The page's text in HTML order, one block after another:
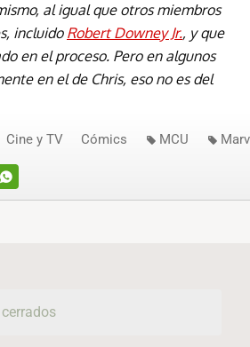
al igual que otros miembros
incluido Robert Downey Jr., y que
en el proceso. Pero en algunos
en el de Chris, eso no es del
Cine y TV Cómics MCU